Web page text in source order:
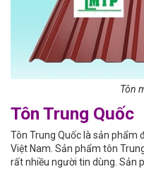
Tôn
Tôn Trung Quốc
Tôn Trung Quốc là sản
Việt Nam. Sản phẩm tôn
rất nhiều người tin dùng. Sản